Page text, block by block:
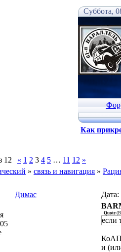
Суббота,
Как
12 « 1 2 3 4 5 … 11 12 »
» связь и навигация »
Димас
Quote (
если
КоАП
и